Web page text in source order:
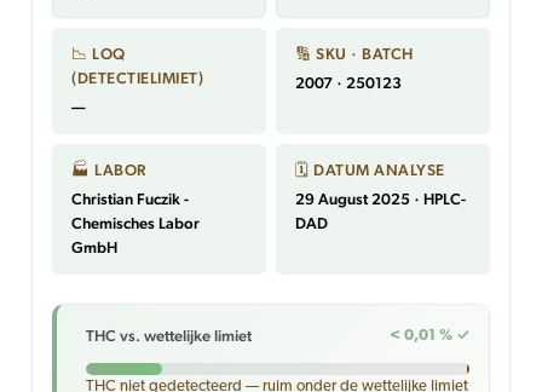
📉 LOQ
(DETECTIELIMIET)
—
🔢 SKU · BATCH
2007 · 250123
🏭 LABOR
Christian Fuczik -
Chemisches Labor
GmbH
🗓 DATUM ANALYSE
29 August 2025 · HPLC-
DAD
THC vs. wettelijke limiet < 0,01 % ✓
THC niet gedetecteerd — ruim onder de wettelijke limiet